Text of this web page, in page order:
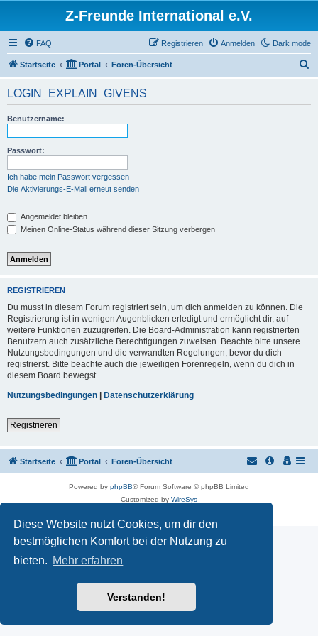
Diese Website nutzt Cookies, um dir den
bestmöglichen Komfort bei der Nutzung zu
bieten. Mehr erfahren
Verstanden!
Z-Freunde International e.V.
Dark mode
FAQ Anmelden
Registrieren
Startseite Portal Foren-Übersicht
LOGIN_EXPLAIN_GIVENS
Benutzername:
Passwort:
Ich habe mein Passwort vergessen
Die Aktivierungs-E-Mail erneut senden
Angemeldet bleiben
Meinen Online-Status während dieser Sitzung verbergen
REGISTRIEREN
Du musst in diesem Forum registriert sein, um dich anmelden zu können. Die
Registrierung ist in wenigen Augenblicken erledigt und ermöglicht dir, auf
weitere Funktionen zuzugreifen. Die Board-Administration kann registrierten
Benutzern auch zusätzliche Berechtigungen zuweisen. Beachte bitte unsere
Nutzungsbedingungen und die verwandten Regelungen, bevor du dich
registrierst. Bitte beachte auch die jeweiligen Forenregeln, wenn du dich in
diesem Board bewegst.
Nutzungsbedingungen | Datenschutzerklärung
Registrieren
Startseite Portal Foren-Übersicht
Powered by phpBB® Forum Software © phpBB Limited
Customized by WireSys